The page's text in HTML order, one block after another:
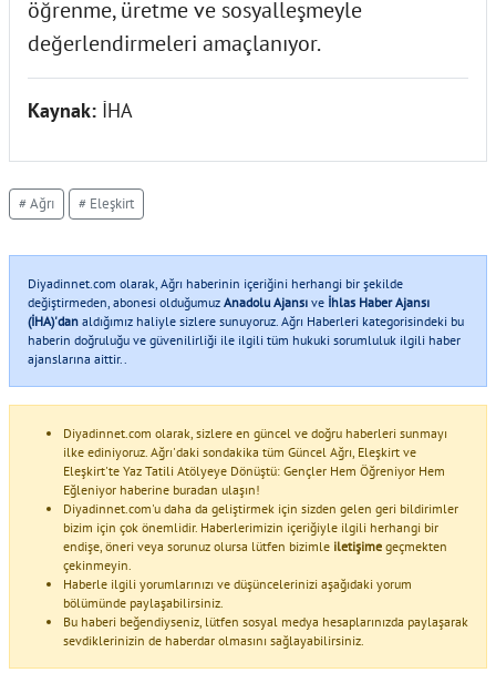
öğrenme, üretme ve sosyalleşmeyle
değerlendirmeleri amaçlanıyor.
Kaynak: İHA
# Ağrı # Eleşkirt
Diyadinnet.com olarak, Ağrı haberinin içeriğini herhangi bir şekilde
değiştirmeden, abonesi olduğumuz Anadolu Ajansı ve İhlas Haber Ajansı
(İHA)'dan aldığımız haliyle sizlere sunuyoruz. Ağrı Haberleri kategorisindeki bu
haberin doğruluğu ve güvenilirliği ile ilgili tüm hukuki sorumluluk ilgili haber
ajanslarına aittir..
Diyadinnet.com olarak, sizlere en güncel ve doğru haberleri sunmayı
ilke ediniyoruz. Ağrı'daki sondakika tüm Güncel Ağrı, Eleşkirt ve
Eleşkirt'te Yaz Tatili Atölyeye Dönüştü: Gençler Hem Öğreniyor Hem
Eğleniyor haberine buradan ulaşın!
Diyadinnet.com'u daha da geliştirmek için sizden gelen geri bildirimler
bizim için çok önemlidir. Haberlerimizin içeriğiyle ilgili herhangi bir
endişe, öneri veya sorunuz olursa lütfen bizimle iletişime geçmekten
çekinmeyin.
Haberle ilgili yorumlarınızı ve düşüncelerinizi aşağıdaki yorum
bölümünde paylaşabilirsiniz.
Bu haberi beğendiyseniz, lütfen sosyal medya hesaplarınızda paylaşarak
sevdiklerinizin de haberdar olmasını sağlayabilirsiniz.